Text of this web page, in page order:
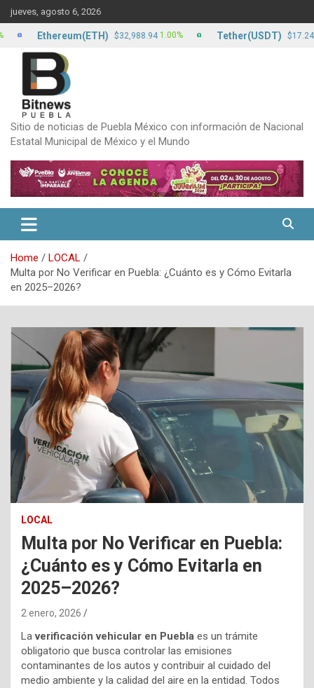
Skip
to
content
jueves, agosto 6, 2026
Sitio de noticias de Puebla México con información de Nacional
Estatal Municipal de México y el Mundo
Home
LOCAL
Multa por No Verificar en Puebla: ¿Cuánto es y Cómo Evitarla
en 2025–2026?
LOCAL
Multa por No Verificar en Puebla:
¿Cuánto es y Cómo Evitarla en
2025–2026?
2 enero, 2026
Laverificación vehicular en Puebla es un trámite
obligatorio que busca controlar las emisiones
contaminantes de los autos y contribuir al cuidado del
medio ambiente y la calidad del aire en la entidad. Todos
Ethereum(ETH) $32,988.94 1.00% Tether(USDT) $17.24 0.00%